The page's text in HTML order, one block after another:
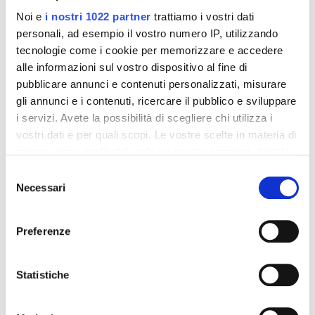
Noi e i nostri 1022 partner trattiamo i vostri dati
personali, ad esempio il vostro numero IP, utilizzando
tecnologie come i cookie per memorizzare e accedere
alle informazioni sul vostro dispositivo al fine di
pubblicare annunci e contenuti personalizzati, misurare
gli annunci e i contenuti, ricercare il pubblico e sviluppare
i servizi. Avete la possibilità di scegliere chi utilizza i
vostri dati e per quali scopi. Le vostre scelte in materia di
modificare o revocare il proprio consenso in qualsiasi
momento dalla Dichiarazione sui cookie o facendo clic
raccogliere informazioni sulla tua posizione
geografica, con un'approssimazione di qualche
delNecessari
Preferenze
Statistiche
Amin 21 K al cacao - 21
Integratori per dimagrire
Amin 21 K neutro
55,18 €